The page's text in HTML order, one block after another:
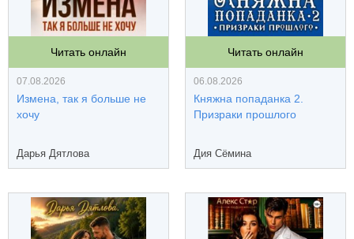
Читать онлайн
07.08.2026
Измена, так я больше не
хочу
Дарья Дятлова
Читать онлайн
06.08.2026
Княжна попаданка 2.
Призраки прошлого
Дия Сёмина